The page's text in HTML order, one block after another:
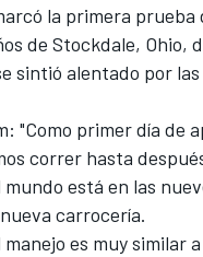
la primera
de Stockdale, Ohio,
sintió alentado por
: "Como primer día de
correr hasta
está en las
carrocería.
es muy similar